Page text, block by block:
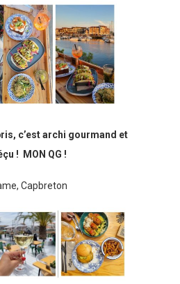
c’est archi gourmand et
! MON QG !
Capbreton